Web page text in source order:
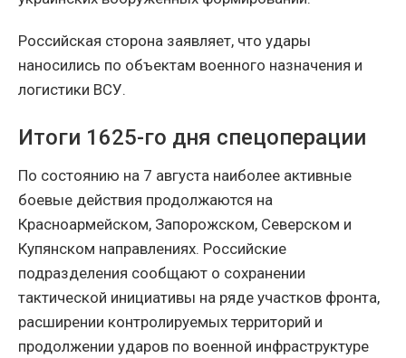
Российская сторона заявляет, что удары
наносились по объектам военного назначения и
логистики ВСУ.
Итоги 1625-го дня спецоперации
По состоянию на 7 августа наиболее активные
боевые действия продолжаются на
Красноармейском, Запорожском, Северском и
Купянском направлениях. Российские
подразделения сообщают о сохранении
тактической инициативы на ряде участков фронта,
расширении контролируемых территорий и
продолжении ударов по военной инфраструктуре